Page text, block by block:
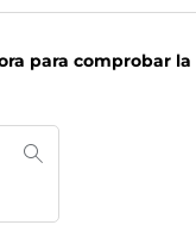
para comprobar la